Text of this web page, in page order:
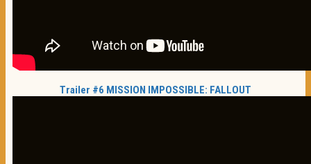
Trailer #6 MISSION IMPOSSIBLE: FALLOUT